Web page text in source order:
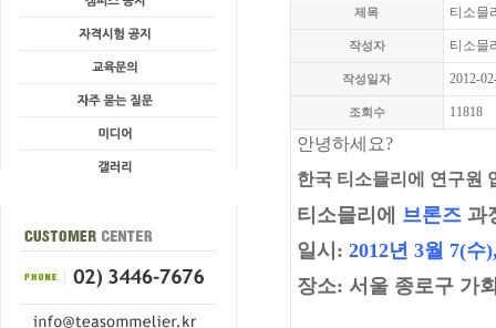
제목 티소믈
작성자 티소믈
작성일자 2012-
조회수 11818
안녕하세요?
한국 티소믈리에 연구원
티소믈리에 브론즈 과
일시: 2012년 3월 7(수
장소: 서울 종로구 가